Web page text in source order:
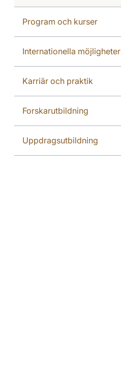
Program och kurser
Internationella möjligheter
Karriär och praktik
Forskarutbildning
Uppdragsutbildning